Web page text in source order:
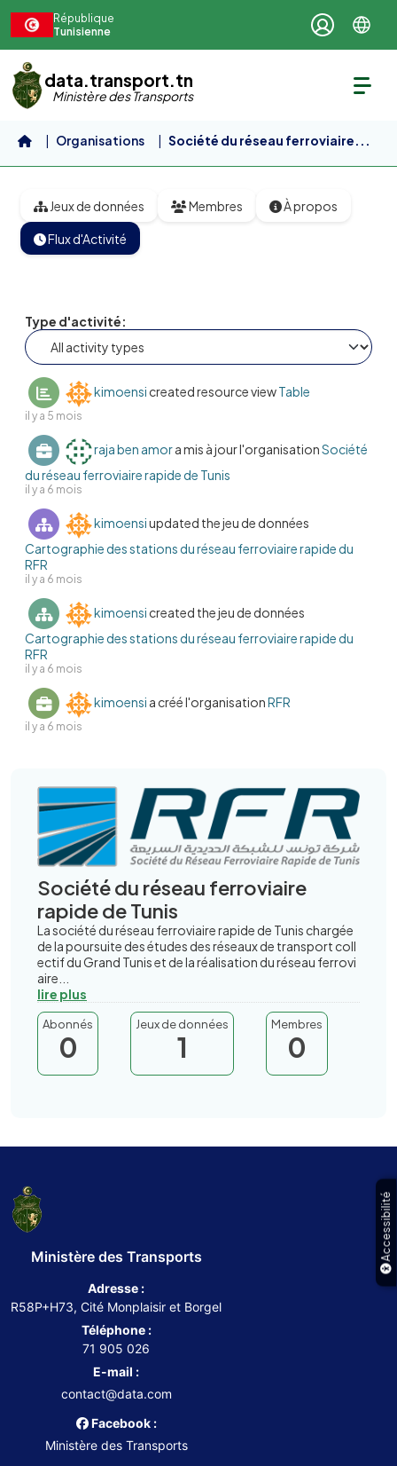
Accessibilité
République
Tunisienne
data.transport.tn
Ministère des Transports
Organisations Société du réseau ferroviaire...
Jeux de données Membres À propos
Flux d'Activité
Type d'activité
kimoensi created resource viewTable
il y a 5 mois
raja ben amora mis à jour l'organisationSociété
du réseau ferroviaire rapide de Tunis
il y a 6 mois
kimoensiupdated the jeu de données
Cartographie des stations du réseau ferroviaire rapide du
RFR
il y a 6 mois
kimoensi created the jeu de données
Cartographie des stations du réseau ferroviaire rapide du
RFR
il y a 6 mois
kimoensi a créé l'organisationRFR
il y a 6 mois
Société du réseau ferroviaire
rapide de Tunis
La société du réseau ferroviaire rapide de Tunis chargée
de la poursuite des études des réseaux de transport coll
ectif du Grand Tunis et de la réalisation du réseau ferrovi
aire...
lire plus
Abonnés
0
Jeux de données
1
Membres
0
Ministère des Transports
Adresse :
R58P+H73, Cité Monplaisir et Borgel
Téléphone :
71 905 026
E-mail :
contact@data.com
Facebook :
Ministère des Transports